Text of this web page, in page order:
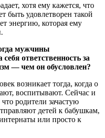
хотя ему кажется, что
быть удовлетворен такой
энергию, которая ему
мужчины
ответственность за
— чем он обусловлен?
возникает тогда, когда о
воспитывают. Сейчас и
родители зачастую
детей к бабушкам,
или просто к